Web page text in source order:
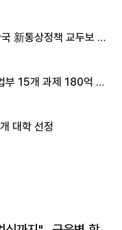
新통상정책 교두보 활
부 15개 과제 180억 지
대학 선정